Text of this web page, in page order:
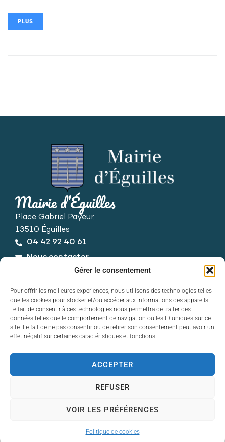
Gérer le consentement
Pour offrir les meilleures expériences, nous utilisons des technologies telles
que les cookies pour stocker et/ou accéder aux informations des appareils.
Le fait de consentir à ces technologies nous permettra de traiter des
données telles que le comportement de navigation ou les ID uniques sur ce
site. Le fait de ne pas consentir ou de retirer son consentement peut avoir un
effet négatif sur certaines caractéristiques et fonctions.
ACCEPTER
REFUSER
VOIR LES PRÉFÉRENCES
Politique de cookies
PLUS
Mairie d’Éguilles
Place Gabriel Payeur,
13510 Éguilles
04 42 92 40 61
Nous contacter
Horaires d’ouverture
de 8h30 à 12h30 et de 13h30 à 17h30
Contact
Accessibilité
Plan du site
© 2025 Éguilles - Propulsé par Utopia